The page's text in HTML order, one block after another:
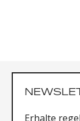
Erhalte